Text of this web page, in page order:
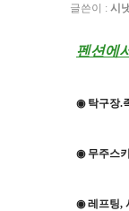
글쓴이 : 시
펜션에
◉ 탁구장.
◉ 무주스
◉ 레프팅,